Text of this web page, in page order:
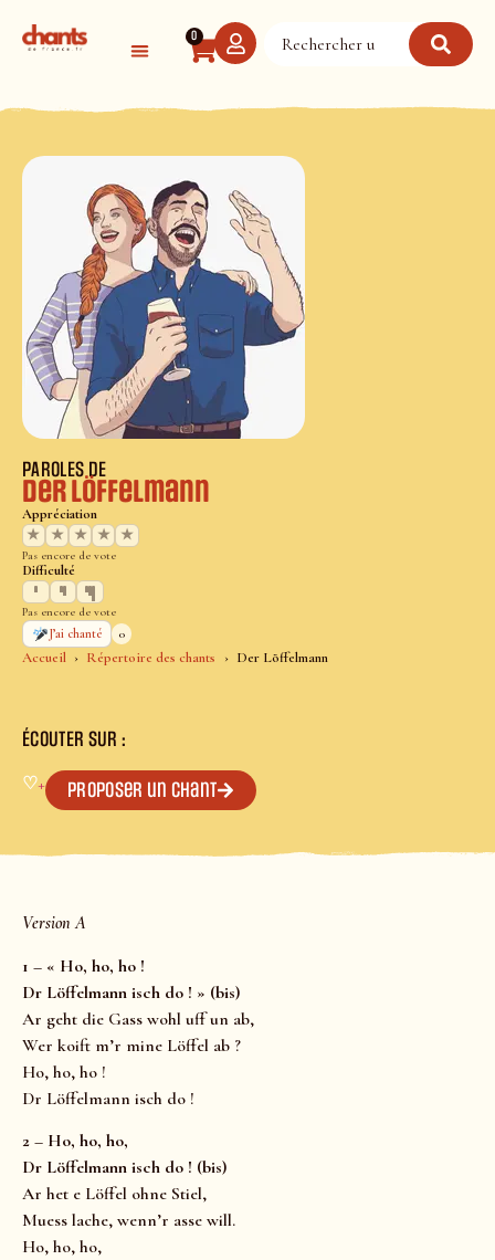
0
Accueil Répertoire des chants Der Löffelmann
PAROLES DE
Der Löffelmann
Appréciation
★
★ ★ ★ ★
Pas encore de vote
Difficulté
Pas encore de vote
J’ai chanté
0
ÉCOUTER SUR :
♡+ Proposer un chant
Version A
1 – « Ho, ho, ho !
Dr Löffelmann isch do ! » (bis)
Ar geht die Gass wohl uff un ab,
Wer koift m’r mine Löffel ab ?
Ho, ho, ho !
Dr Löffelmann isch do !
2 – Ho, ho, ho,
Dr Löffelmann isch do ! (bis)
Ar het e Löffel ohne Stiel,
Muess lache, wenn’r asse will.
Ho, ho, ho,